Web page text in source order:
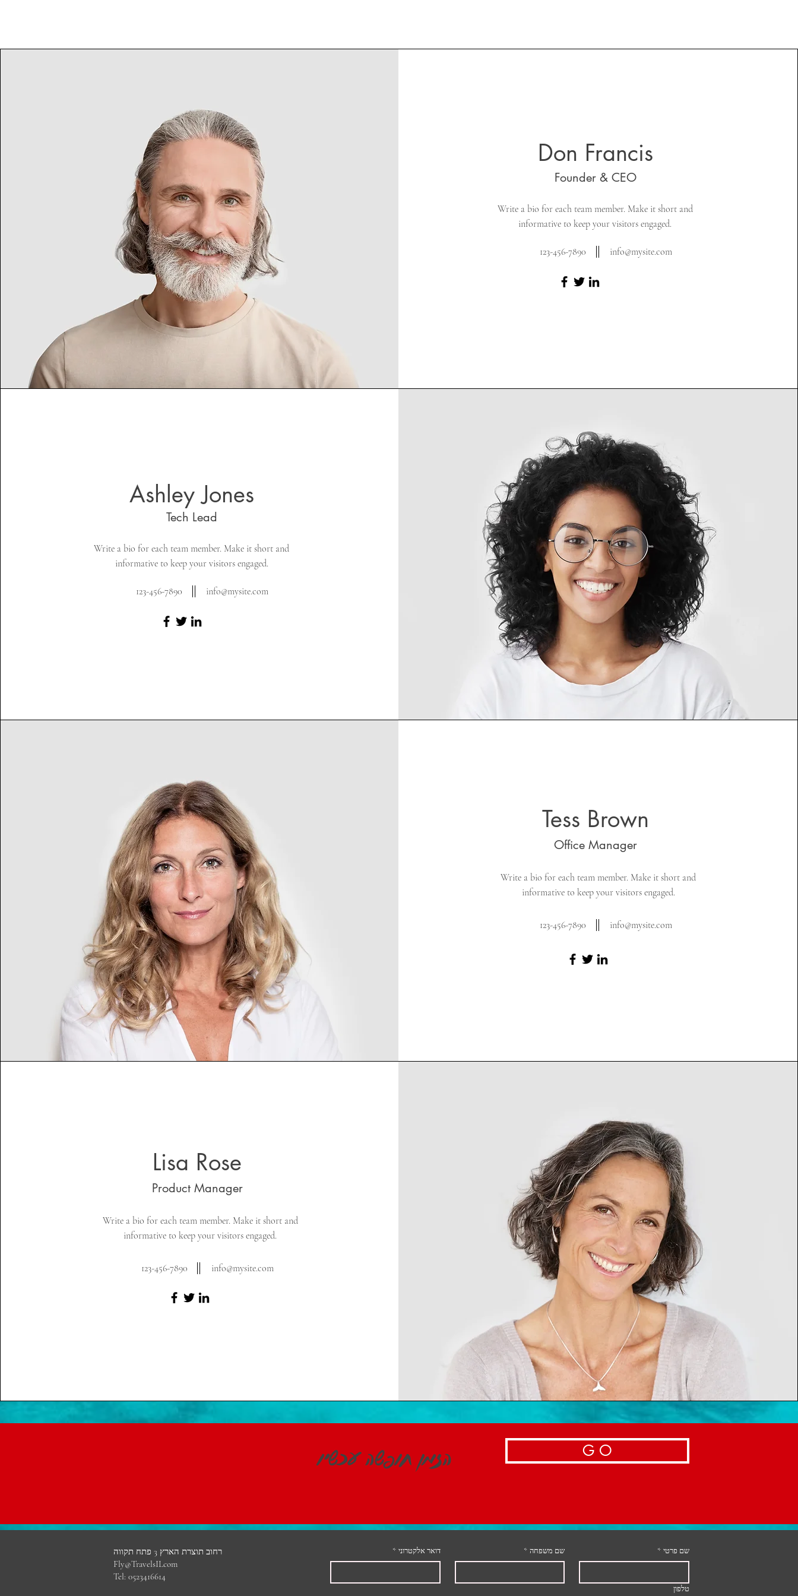
Don Francis
Founder & CEO
Write a bio for each team member. Make it short and
informative to keep your visitors engaged.
123-456-7890 info@mysite.com
Ashley Jones
Tech Lead
Write a bio for each team member. Make it short and
informative to keep your visitors engaged.
123-456-7890 info@mysite.com
Tess Brown
Office Manager
Write a bio for each team member. Make it short and
informative to keep your visitors engaged.
123-456-7890 info@mysite.com
Lisa Rose
Product Manager
Write a bio for each team member. Make it short and
informative to keep your visitors engaged.
123-456-7890 info@mysite.com
הזמן חופשה עכשיו G O
Fly@TravelsILcom
Tel: 0523416614
שם פרטי * שם משפחה * דואר אלקטרוני *
טלפון